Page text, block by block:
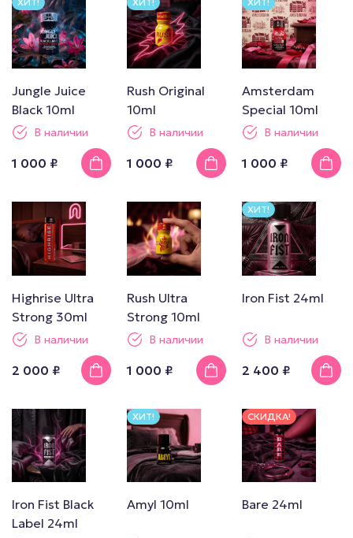
Jungle Juice
Black 10ml
В наличии
1 000 ₽
Rush Original
10ml
В наличии
1 000 ₽
Amsterdam
Special 10ml
В наличии
1 000 ₽
Highrise Ultra
Strong 30ml
В наличии
2 000 ₽
Rush Ultra
Strong 10ml
В наличии
1 000 ₽
ХИТ!
Iron Fist 24ml
В наличии
2 400 ₽
Iron Fist Black
Label 24ml
ХИТ!
Amyl 10ml
СКИДКА!
Bare 24ml